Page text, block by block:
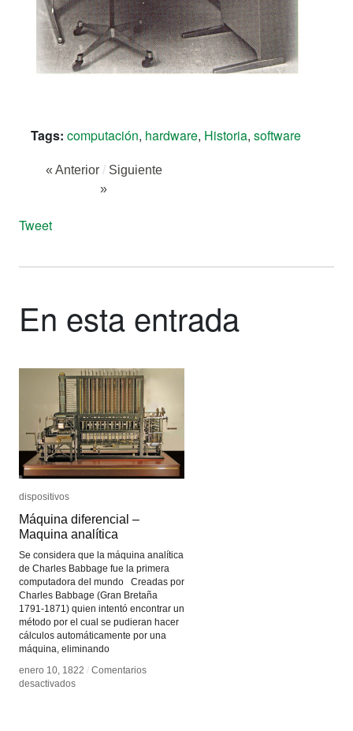
Tags: computación, hardware, Historia, software
« Anterior / Siguiente
»
Tweet
En esta entrada
dispositivos
Máquina diferencial –
Maquina analítica
Se considera que la máquina analítica
de Charles Babbage fue la primera
computadora del mundo Creadas por
Charles Babbage (Gran Bretaña
1791-1871) quien intentó encontrar un
método por el cual se pudieran hacer
cálculos automáticamente por una
máquina, eliminando
enero 10, 1822 / Comentarios
desactivadosen
dispositivos
Máquina diferencial –
Maquina analítica
enero 10, 1822 / Comentarios
desactivadosen